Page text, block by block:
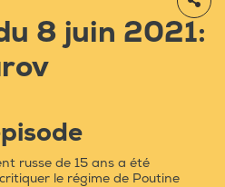
8 juin 2021:
russe de 15 ans a été
le régime de Poutine